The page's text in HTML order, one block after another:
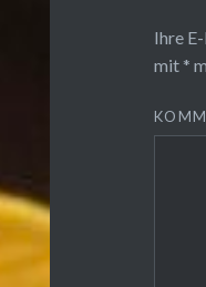
Ihre
mit *